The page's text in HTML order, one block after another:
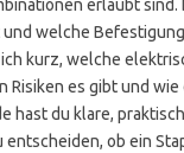
erlaubt sind.
welche
kurz, welche
Risiken es gibt und wie
hast du klare,
entscheiden, ob ein